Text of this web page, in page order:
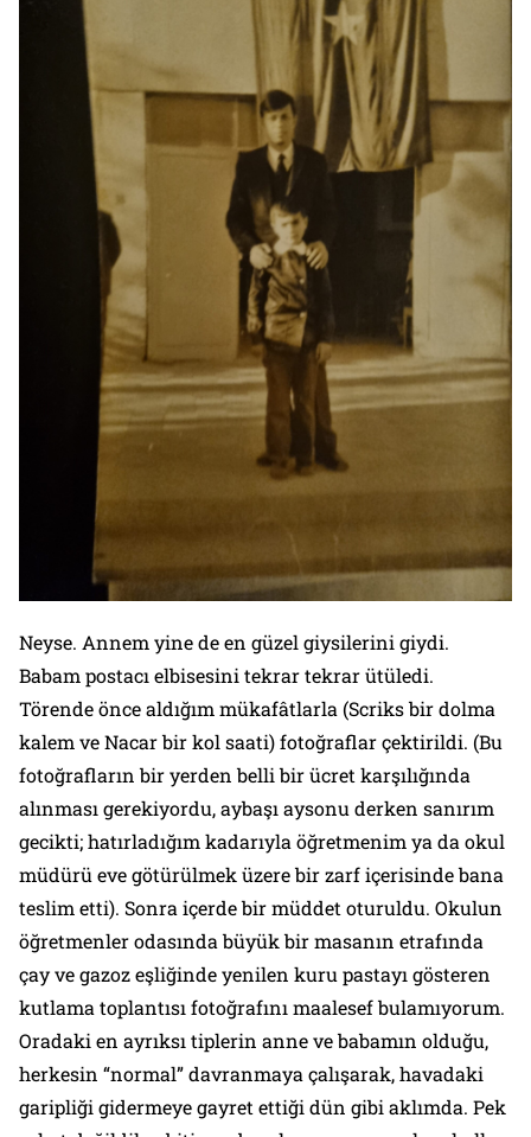
Neyse. Annem yine de en güzel giysilerini giydi.
Babam postacı elbisesini tekrar tekrar ütüledi.
Törende önce aldığım mükafâtlarla (Scriks bir dolma
kalem ve Nacar bir kol saati) fotoğraflar çektirildi. (Bu
fotoğrafların bir yerden belli bir ücret karşılığında
alınması gerekiyordu, aybaşı aysonu derken sanırım
gecikti; hatırladığım kadarıyla öğretmenim ya da okul
müdürü eve götürülmek üzere bir zarf içerisinde bana
teslim etti). Sonra içerde bir müddet oturuldu. Okulun
öğretmenler odasında büyük bir masanın etrafında
çay ve gazoz eşliğinde yenilen kuru pastayı gösteren
kutlama toplantısı fotoğrafını maalesef bulamıyorum.
Oradaki en ayrıksı tiplerin anne ve babamın olduğu,
herkesin “normal” davranmaya çalışarak, havadaki
garipliği gidermeye gayret ettiği dün gibi aklımda. Pek